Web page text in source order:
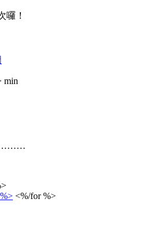
囉！
min
<%/for %>